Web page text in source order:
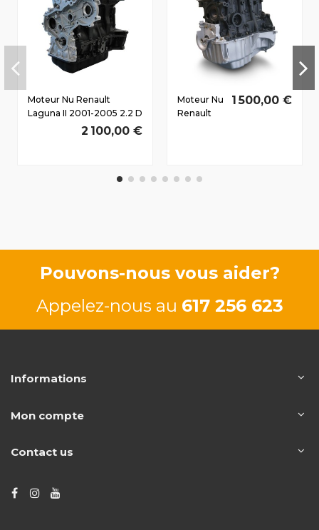
Moteur Nu Renault
Laguna II 2001-2005 2.2 D
dCi G9T702/70 CV3
2 100,00 €
Moteur Nu
Renault
K9K728
1 500,00 €
Pouvons-nous vous aider?
Appelez-nous au 617 256 623
Informations
Mon compte
Contact us